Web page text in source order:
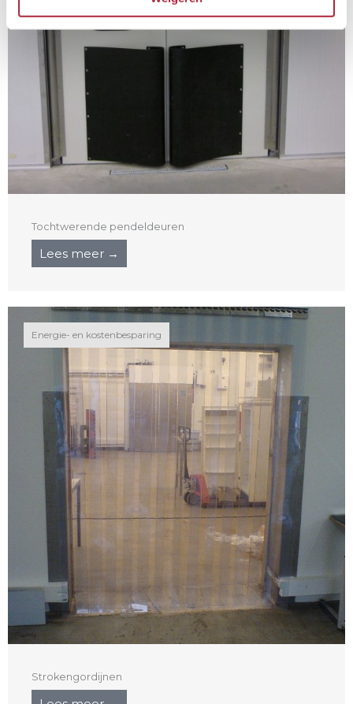
Tochtwerende pendeldeuren
Lees meer →
Energie- en kostenbesparing
Strokengordijnen